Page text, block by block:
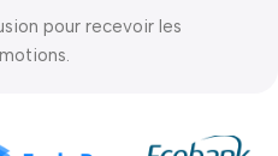
pour recevoir les